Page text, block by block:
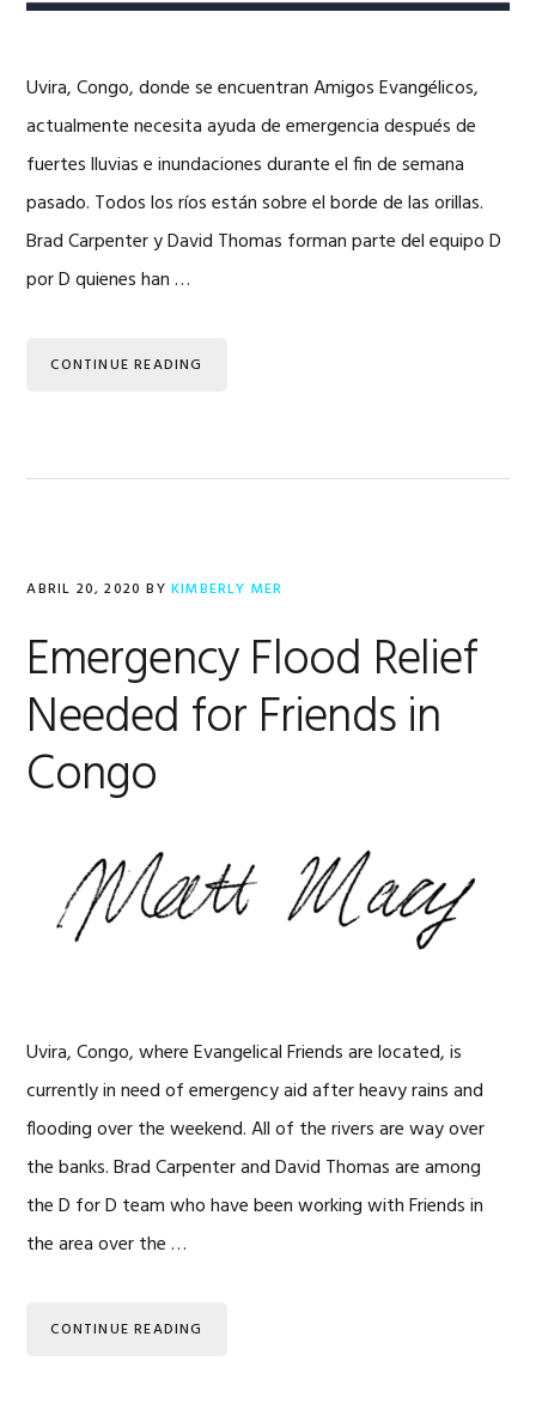
Uvira, Congo, donde se encuentran Amigos Evangélicos,
actualmente necesita ayuda de emergencia después de
fuertes lluvias e inundaciones durante el fin de semana
pasado. Todos los ríos están sobre el borde de las orillas.
Brad Carpenter y David Thomas forman parte del equipo D
por D quienes han …
CONTINUE READING
ABRIL 20, 2020 BYKIMBERLY MER
Emergency Flood Relief
Needed for Friends in
Congo
Uvira, Congo, where Evangelical Friends are located, is
currently in need of emergency aid after heavy rains and
flooding over the weekend. All of the rivers are way over
the banks. Brad Carpenter and David Thomas are among
the D for D team who have been working with Friends in
the area over the …
CONTINUE READING